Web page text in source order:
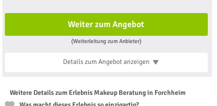
Weiter zum Angebot
(Weiterleitung zum Anbieter)
Details zum Angebotanzeigen
Weitere Details zum Erlebnis Makeup Beratung in Forchheim